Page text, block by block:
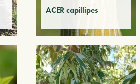
ACER capillipes